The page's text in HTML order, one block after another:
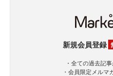
新規会員登録
・全ての過去記
・会員限定メルマ